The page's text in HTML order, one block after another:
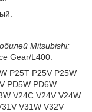
Mitsubishi:
Gear/L400.
P25T P25V P25W
PD5W PD6W
V24C V24V V24W
V31W V32V